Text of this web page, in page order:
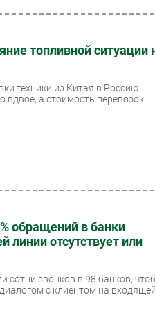
топливной ситуации
техники из Китая в Россию
а стоимость перевозок
обращений в банки
линии отсутствует или
сотни звонков в 98 банков,
с клиентом на